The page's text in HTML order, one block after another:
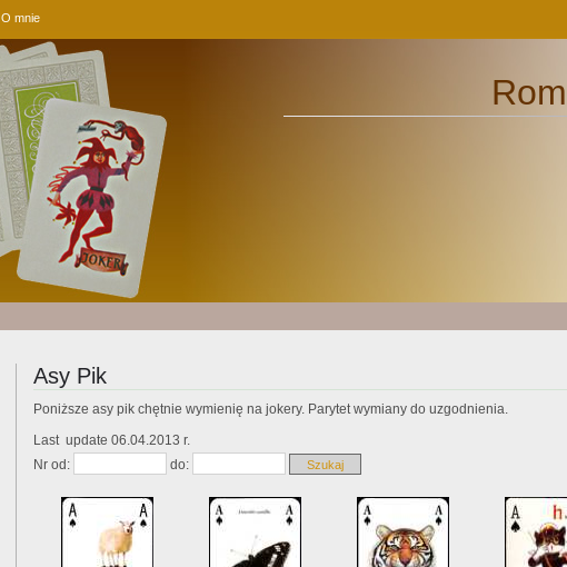
O mnie
Asy Pik
Poniższe asy pik chętnie wymienię na jokery. Parytet wymiany do uzgodnienia.
Last update 06.04.2013 r.
Nr od:
do: